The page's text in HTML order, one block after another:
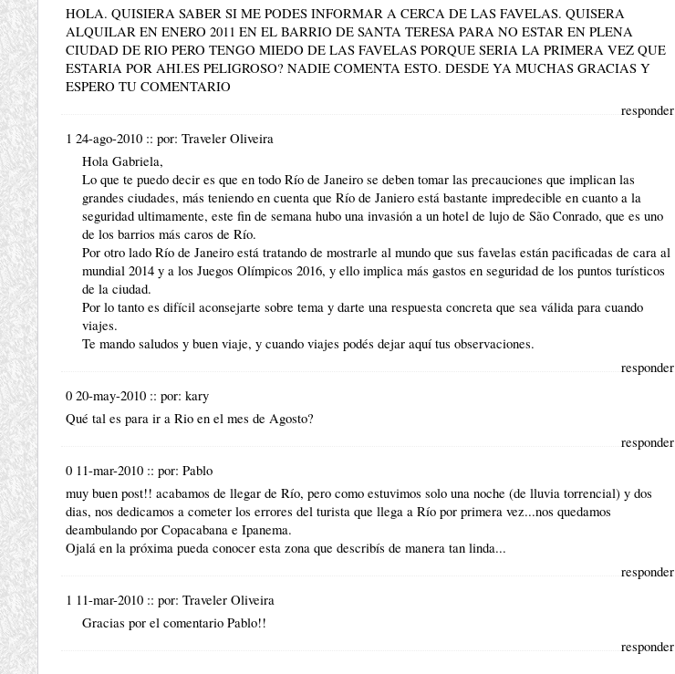
HOLA. QUISIERA SABER SI ME PODES INFORMAR A CERCA DE LAS FAVELAS. QUISERA
ALQUILAR EN ENERO 2011 EN EL BARRIO DE SANTA TERESA PARA NO ESTAR EN PLENA
CIUDAD DE RIO PERO TENGO MIEDO DE LAS FAVELAS PORQUE SERIA LA PRIMERA VEZ QUE
ESTARIA POR AHI.ES PELIGROSO? NADIE COMENTA ESTO. DESDE YA MUCHAS GRACIAS Y
ESPERO TU COMENTARIO
responder
1 24-ago-2010 :: por: Traveler Oliveira
Hola Gabriela,
Lo que te puedo decir es que en todo Río de Janeiro se deben tomar las precauciones que implican las
grandes ciudades, más teniendo en cuenta que Río de Janiero está bastante impredecible en cuanto a la
seguridad ultimamente, este fin de semana hubo una invasión a un hotel de lujo de São Conrado, que es uno
de los barrios más caros de Río.
Por otro lado Río de Janeiro está tratando de mostrarle al mundo que sus favelas están pacificadas de cara al
mundial 2014 y a los Juegos Olímpicos 2016, y ello implica más gastos en seguridad de los puntos turísticos
de la ciudad.
Por lo tanto es difícil aconsejarte sobre tema y darte una respuesta concreta que sea válida para cuando
viajes.
Te mando saludos y buen viaje, y cuando viajes podés dejar aquí tus observaciones.
responder
0 20-may-2010 :: por: kary
Qué tal es para ir a Rio en el mes de Agosto?
responder
0 11-mar-2010 :: por: Pablo
muy buen post!! acabamos de llegar de Río, pero como estuvimos solo una noche (de lluvia torrencial) y dos
dias, nos dedicamos a cometer los errores del turista que llega a Río por primera vez...nos quedamos
deambulando por Copacabana e Ipanema.
Ojalá en la próxima pueda conocer esta zona que describís de manera tan linda...
responder
1 11-mar-2010 :: por: Traveler Oliveira
Gracias por el comentario Pablo!!
responder